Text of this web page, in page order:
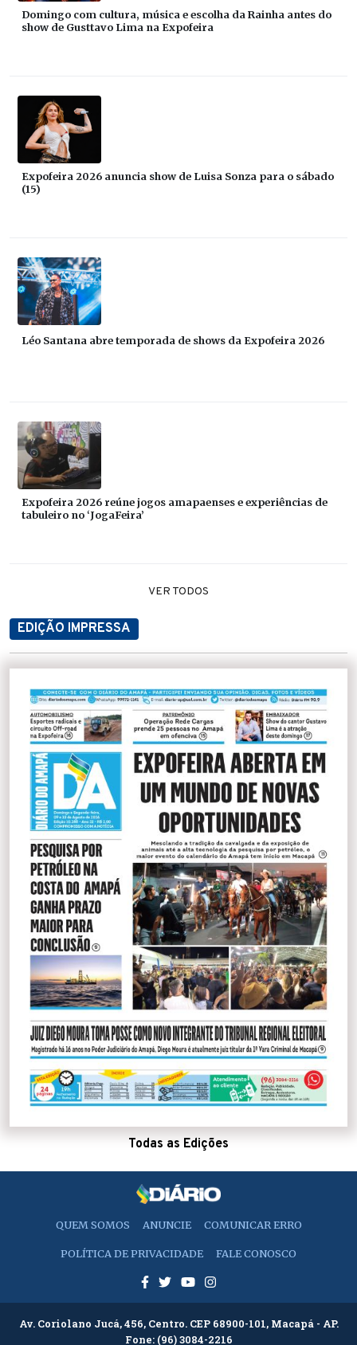
Domingo com cultura, música e escolha da Rainha antes do
show de Gusttavo Lima na Expofeira
Expofeira 2026 anuncia show de Luisa Sonza para o sábado
(15)
Léo Santana abre temporada de shows da Expofeira 2026
Expofeira 2026 reúne jogos amapaenses e experiências de
tabuleiro no ‘JogaFeira’
VER TODOS
EDIÇÃO IMPRESSA
Todas as Edições
QUEM SOMOS ANUNCIE COMUNICAR ERRO
POLÍTICA DE PRIVACIDADE FALE CONOSCO
Av. Coriolano Jucá, 456, Centro. CEP 68900-101, Macapá - AP.
Fone: (96) 3084-2216